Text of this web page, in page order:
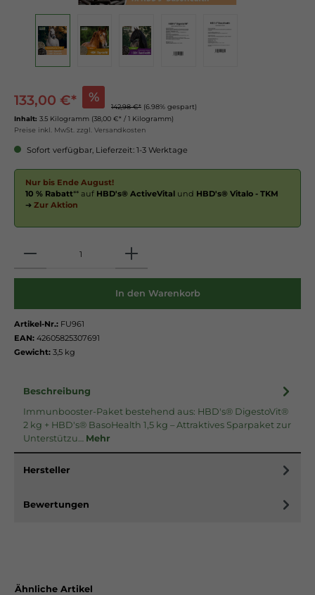
133,00 €* %
142,98 €* (6.98% gespart)
Inhalt: 3.5 Kilogramm (38,00 €* / 1 Kilogramm)
Preise inkl. MwSt. zzgl. Versandkosten
Sofort verfügbar, Lieferzeit: 1-3 Werktage
Nur bis Ende August!
10 % Rabatt** auf HBD's® ActiveVital und HBD's® Vitalo - TKM
➔ Zur Aktion
In den Warenkorb
Artikel-Nr.: FU961
EAN: 42605825307691
Gewicht: 3,5 kg
Beschreibung
Immunbooster-Paket bestehend aus: HBD's® DigestoVit®
2 kg + HBD's® BasoHealth 1,5 kg – Attraktives Sparpaket zur
Unterstützu… Mehr
Hersteller
Bewertungen
Ähnliche Artikel